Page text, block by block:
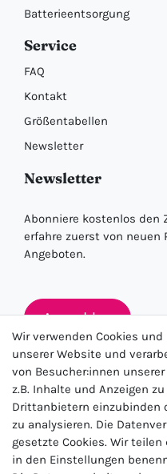
Batterieentsorgung
Service
FAQ
Kontakt
Größentabellen
Newsletter
Newsletter
Abonniere kostenlos den
erfahre zuerst von neuen
Angeboten.
Anmelden
4.5 /
Wir verwenden Cookies
unserer Website und
von Besucher:innen
z.B. Inhalte und Anzeigen
Drittanbietern einzubinden
zu analysieren. Die
gesetzte Cookies. Wir
in den Einstellungen